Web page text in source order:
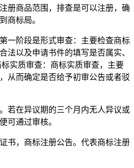
册商品范围，排查是可以注册，确
商标局。
一阶段是形式审查：主要检查商标
法以及申请书件的填写是否属实、
实质审查：商标实质审查，主要
从而确定是否给予初审公告或者驳
若在异议期的三个月内无人异议或
可通过审核。
书，商标注册公告。代表商标注册